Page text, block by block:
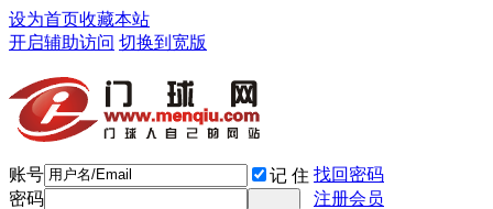
设为首页收藏本站
开启辅助访问 切换到宽版
账号 记 住 找回密码
密码
注册会员